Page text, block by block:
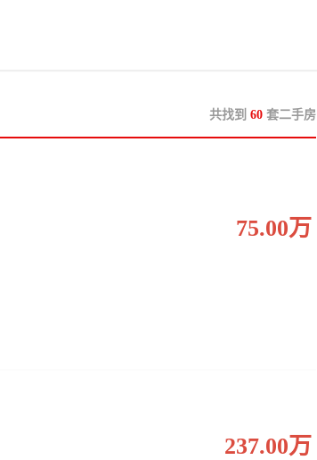
共找到 60 套二手房
75.00万
237.00万